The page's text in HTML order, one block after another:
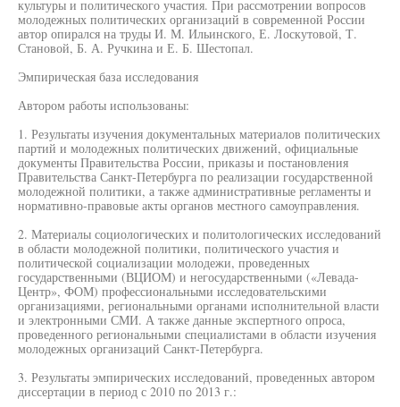
культуры и политического участия. При рассмотрении вопросов
молодежных политических организаций в современной России
автор опирался на труды И. М. Ильинского, Е. Лоскутовой, Т.
Становой, Б. А. Ручкина и Е. Б. Шестопал.
Эмпирическая база исследования
Автором работы использованы:
1. Результаты изучения документальных материалов политических
партий и молодежных политических движений, официальные
документы Правительства России, приказы и постановления
Правительства Санкт-Петербурга по реализации государственной
молодежной политики, а также административные регламенты и
нормативно-правовые акты органов местного самоуправления.
2. Материалы социологических и политологических исследований
в области молодежной политики, политического участия и
политической социализации молодежи, проведенных
государственными (ВЦИОМ) и негосударственными («Левада-
Центр», ФОМ) профессиональными исследовательскими
организациями, региональными органами исполнительной власти
и электронными СМИ. А также данные экспертного опроса,
проведенного региональными специалистами в области изучения
молодежных организаций Санкт-Петербурга.
3. Результаты эмпирических исследований, проведенных автором
диссертации в период с 2010 по 2013 г.: